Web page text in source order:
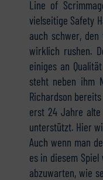
Line of
vielseitige Safety
auch schwer,
wirklich rushen.
einiges an
steht neben ihm
Richardson
erst 24 Jahre alte
unterstützt. Hier
Auch wenn man
es in diesem
abzuwarten, wie